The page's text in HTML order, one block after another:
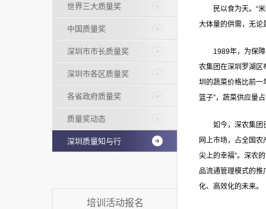
世界三大质量奖
中国质量奖
深圳市市长质量奖
深圳市各区质量奖
各省政府质量奖
质量奖动态
深圳质量知与行
培训活动报名
民以食为天。“
大体量的供需，无论
1989年，为保
农集团在深圳罗湖区
圳的蔬菜价格比前一
篮子”，蔬菜供应量
如今，深农集团
网上市场，占全国
尖上的幸福”。深农
品流通管理模式的推
化、高效化的未来。